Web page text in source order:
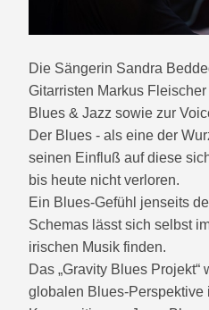
Die Sängerin Sandra
Gitarristen Markus
Blues & Jazz sowie zur
Der Blues - als eine der
seinen Einfluß auf diese
bis heute nicht verloren.
Ein Blues-Gefühl jenseits
Schemas lässt sich selbst
irischen Musik finden.
Das „Gravity Blues Projekt“
globalen Blues-Perspektive